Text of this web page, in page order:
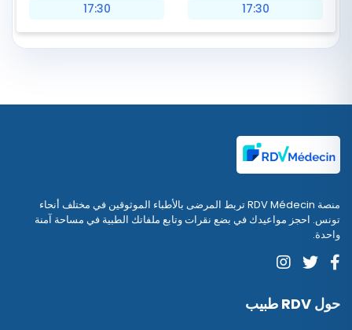
17:30
17:30
منصة RDV Médecin تربط المرضى بالأطباء الموثوقين في مختلف أنحاء
تونس. احجز مواعيدك في بضع نقرات وتابع ملفاتك الطبية في مساحة آمنة
واحدة.
حول RDV طبيب